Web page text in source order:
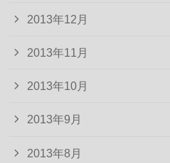
2013年12月
2013年11月
2013年10月
2013年9月
2013年8月